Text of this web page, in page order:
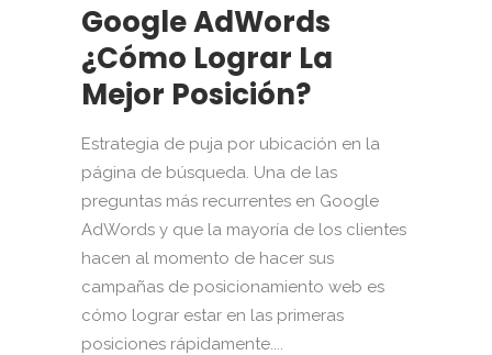
Google AdWords
¿Cómo Lograr La
Mejor Posición?
Estrategia de puja por ubicación en la
página de búsqueda. Una de las
preguntas más recurrentes en Google
AdWords y que la mayoría de los clientes
hacen al momento de hacer sus
campañas de posicionamiento web es
cómo lograr estar en las primeras
posiciones rápidamente....